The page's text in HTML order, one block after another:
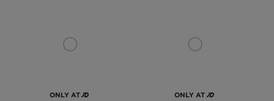
ONLY AT ONLY AT